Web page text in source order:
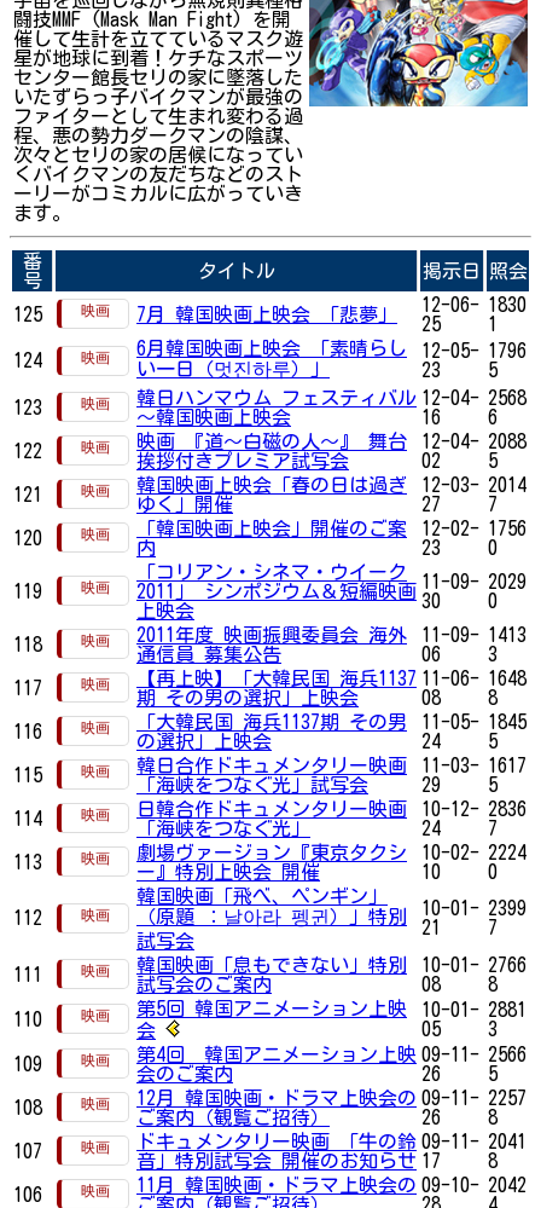
闘技MMF (Mask Man Fight) を開
催して生計を立てているマスク遊
星が地球に到着！ケチなスポーツ
センター館長セリの家に墜落した
いたずらっ子バイクマンが最強の
ファイターとして生まれ変わる過
程、悪の勢力ダークマンの陰謀、
次々とセリの家の居候になってい
くバイクマンの友だちなどのスト
ーリーがコミカルに広がっていき
ます。
番
号
タイトル 掲示日 照会
125 7月 韓国映画上映会 「悲夢」
12-06-
25
1830
1
124
6月韓国映画上映会 「素晴らし
い一日（멋진하루）」
12-05-
23
1796
5
123
韓日ハンマウム フェスティバル
～韓国映画上映会
12-04-
16
2568
6
122
映画 『道〜白磁の人〜』 舞台
挨拶付きプレミア試写会
12-04-
02
2088
5
121
韓国映画上映会「春の日は過ぎ
ゆく」開催
12-03-
27
2014
7
120
「韓国映画上映会」開催のご案
内
12-02-
23
1756
0
119
「コリアン・シネマ・ウイーク
2011」 シンポジウム＆短編映画
上映会
11-09-
30
2029
0
118
2011年度 映画振興委員会 海外
通信員 募集公告
11-09-
06
1413
3
117
【再上映】「大韓民国 海兵1137
期 その男の選択」上映会
11-06-
08
1648
8
116
「大韓民国 海兵1137期 その男
の選択」上映会
11-05-
24
1845
5
115
韓日合作ドキュメンタリー映画
「海峡をつなぐ光」試写会
11-03-
29
1617
5
114
日韓合作ドキュメンタリー映画
「海峡をつなぐ光」
10-12-
24
2836
7
113
劇場ヴァージョン『東京タクシ
ー』特別上映会 開催
10-02-
10
2224
0
112
韓国映画「飛べ、ペンギン」
（原題 ：날아라 펭귄）」特別
試写会
10-01-
21
2399
7
111
韓国映画「息もできない」特別
試写会のご案内
10-01-
08
2766
8
110
第5回 韓国アニメーション上映
会
10-01-
05
2881
3
109
第4回 韓国アニメーション上映
会のご案内
09-11-
26
2566
5
108
12月 韓国映画・ドラマ上映会の
ご案内（観覧ご招待）
09-11-
26
2257
8
107
ドキュメンタリー映画 「牛の鈴
音」特別試写会 開催のお知らせ
09-11-
17
2041
8
106
11月 韓国映画・ドラマ上映会の
ご案内（観覧ご招待）
09-10-
28
2042
4